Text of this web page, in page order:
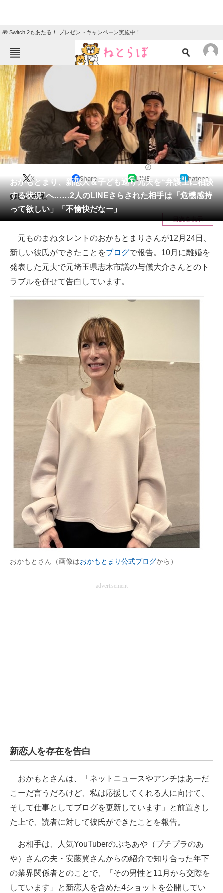
🎁 Switch 2もあたる！ プレゼントキャンペーン実施中！
ねとらぼメニュー
TOP ニュース
エンタメ クイズ
グルメ 地域
住まい 教育・育児
動物 リサーチ
会員記事
メディア
注目記事を集めた総合ページ
ITの今と未来を見通す
スマホと通信の最新トレンド
進化するPCとデバイスの未来
ビジネスと働き方のヒント
AI活用のいまが分かる
企業ITのトレンドを詳説
経営リーダーのコミュニティ
マーケ×ITの今がよく分かる
ITエンジニア向け専門サイト
企業向けIT製品の総合サイト
IT製品の技術・比較・事例
製造業のIT導入・活用を支援
モノづくり技術者専門サイト
エレクトロニクス専門サイト
電子設計の基本と応用
エネルギーの専門メディア
おかもとまり、新恋人＆子ども巡り元夫を“弁護士に相談
する状況”へ……2人のLINEさらされた相手は「危機感持
って欲しい」「不愉快だなー」
X Share LINE hatena
難しい状況。
目次を表示
元ものまねタレントのおかもとまりさんが12月24日、
新しい彼氏ができたことをブログで報告。10月に離婚を
発表した元夫で元埼玉県志木市議の与儀大介さんとのト
ラブルを併せて告白しています。
おかもとさん（画像はおかもとまり公式ブログから）
advertisement
新恋人を存在を告白
おかもとさんは、「ネットニュースやアンチはあーだ
こーだ言うだろけど、私は応援してくれる人に向けて、
そして仕事としてブログを更新しています」と前置きし
た上で、読者に対して彼氏ができたことを報告。
お相手は、人気YouTuberのぷちあや（プチプラのあ
や）さんの夫・安藤翼さんからの紹介で知り合った年下
の業界関係者とのことで、「その男性と11月から交際を
しています」と新恋人を含めた4ショットを公開してい